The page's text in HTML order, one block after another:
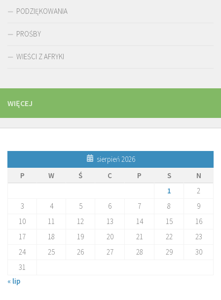
PODZIĘKOWANIA
PROŚBY
WIEŚCI Z AFRYKI
WIĘCEJ
sierpień 2026
P
W Ś C P S
N
1
2
3
4 5 6 7 8
9
10
11 12 13 14 15
16
17
18 19 20 21 22
23
24
25 26 27 28 29
30
31
« lip